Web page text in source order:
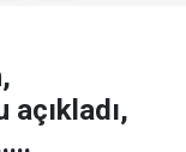
açıkladı,